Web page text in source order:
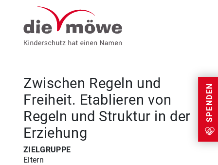
Weiter zum Inhalt
SPENDEN
Zwischen Regeln und
Freiheit. Etablieren von
Regeln und Struktur in der
Erziehung
ZIELGRUPPE
Eltern